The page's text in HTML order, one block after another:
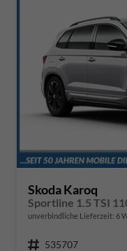
Skoda Karoq
Sportline 1.5 TSI
unverbindliche Lieferzeit: 6
Fahrzeugnr. 535707